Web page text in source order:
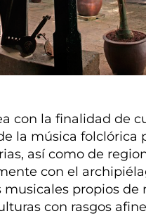
con la finalidad de
la música folclórica
así como de
con el
propios de
con rasgos